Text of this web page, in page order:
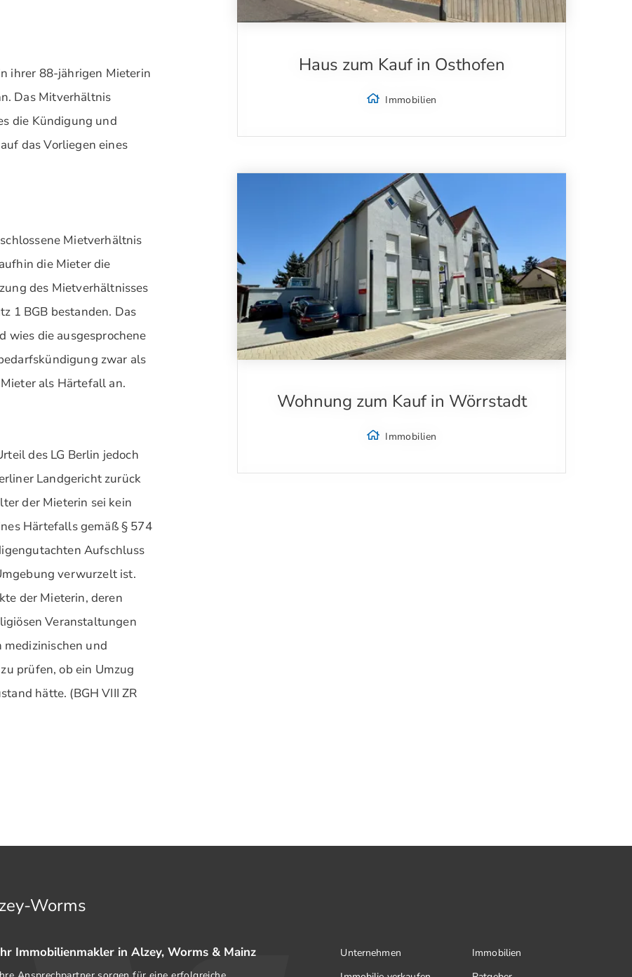
ihrer 88-jährigen Mieterin
Das Mitverhältnis
die Kündigung und
das Vorliegen eines
Mietverhältnis
die Mieter die
des Mietverhältnisses
1 BGB bestanden. Das
wies die ausgesprochene
zwar als
als Härtefall an.
des LG Berlin jedoch
Landgericht zurück
der Mieterin sei kein
Härtefalls gemäß § 574
Aufschluss
verwurzelt ist.
der Mieterin, deren
Veranstaltungen
medizinischen und
prüfen, ob ein Umzug
hätte. (BGH VIII ZR
Haus zum Kauf in Osthofen
Immobilien
Wohnung zum Kauf in Wörrstadt
Immobilien
Worms
Immobilienmakler in Alzey, Worms & Mainz Unternehmen
Immobilien